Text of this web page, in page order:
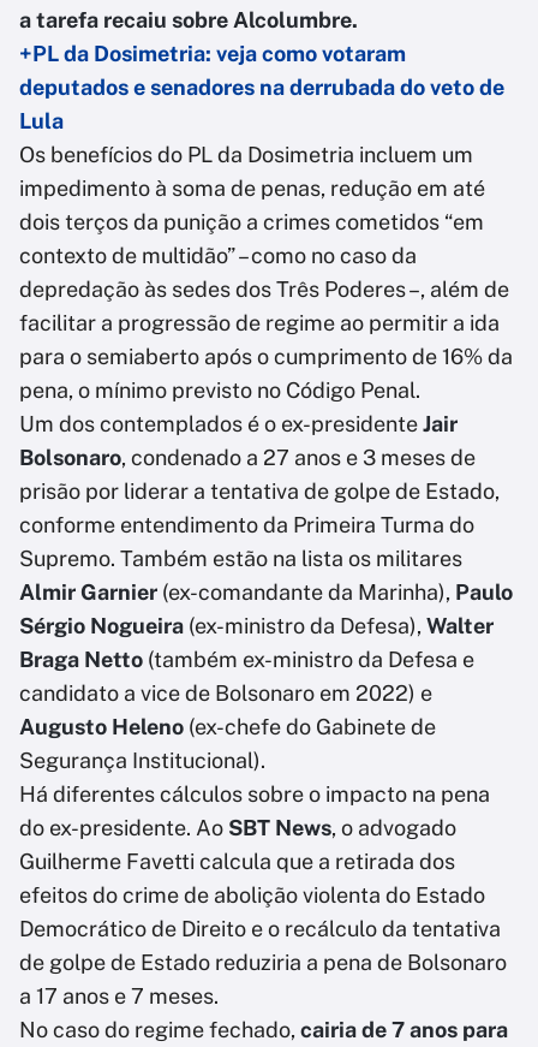
a tarefa recaiu sobre Alcolumbre.
+PL da Dosimetria: veja como votaram
deputados e senadores na derrubada do veto de
Lula
Os benefícios do PL da Dosimetria incluem um
impedimento à soma de penas, redução em até
dois terços da punição a crimes cometidos “em
contexto de multidão” – como no caso da
depredação às sedes dos Três Poderes –, além de
facilitar a progressão de regime ao permitir a ida
para o semiaberto após o cumprimento de 16% da
pena, o mínimo previsto no Código Penal.
Um dos contemplados é o ex-presidenteJair
Bolsonaro, condenado a 27 anos e 3 meses de
prisão por liderar a tentativa de golpe de Estado,
conforme entendimento da Primeira Turma do
Supremo. Também estão na lista os militares
Almir Garnier (ex-comandante da Marinha), Paulo
Sérgio Nogueira (ex-ministro da Defesa), Walter
Braga Netto (também ex-ministro da Defesa e
candidato a vice de Bolsonaro em 2022) e
Augusto Heleno (ex-chefe do Gabinete de
Segurança Institucional).
Há diferentes cálculos sobre o impacto na pena
do ex-presidente. Ao SBT News, o advogado
Guilherme Favetti calcula que a retirada dos
efeitos do crime de abolição violenta do Estado
Democrático de Direito e o recálculo da tentativa
de golpe de Estado reduziria a pena de Bolsonaro
a 17 anos e 7 meses.
No caso do regime fechado, cairia de 7 anos para